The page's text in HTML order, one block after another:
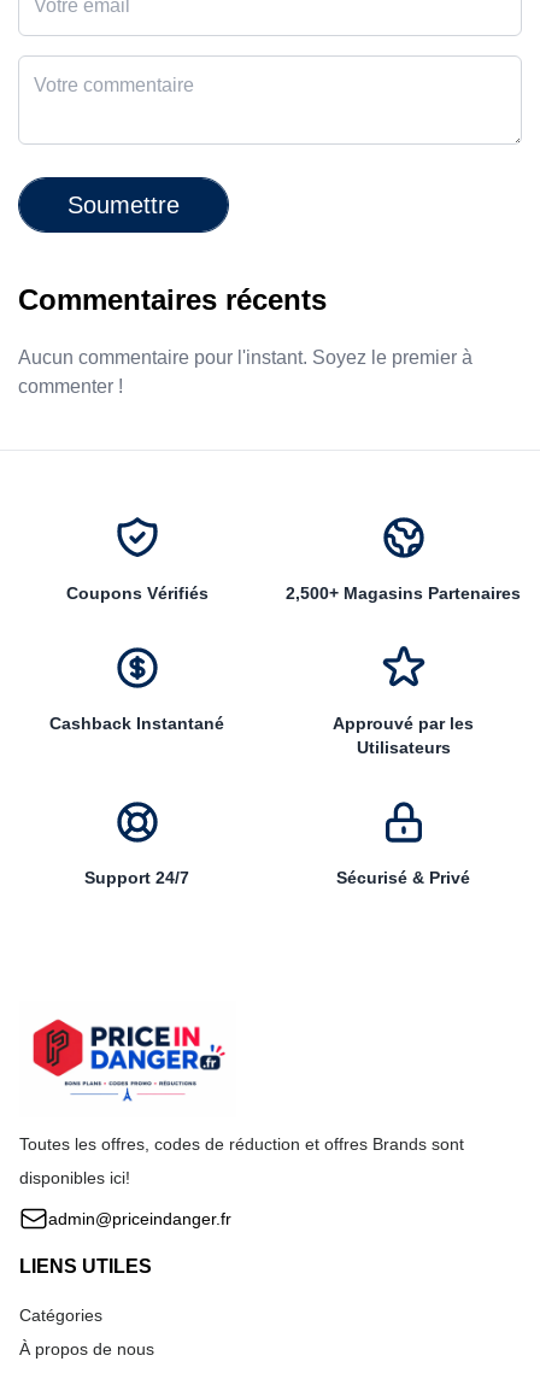
Soumettre
Commentaires récents
Aucun commentaire pour l'instant. Soyez le premier à
commenter !
Coupons Vérifiés 2,500+ Magasins Partenaires
Cashback Instantané
Approuvé par les
Utilisateurs
Support 24/7 Sécurisé & Privé
Toutes les offres, codes de réduction et offres Brands sont
disponibles ici!
admin@priceindanger.fr
LIENS UTILES
Catégories
À propos de nous